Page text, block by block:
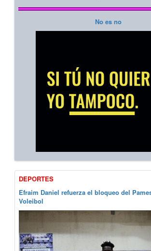
No es no
DEPORTES
Efraim Daniel refuerza el bloqueo del
Voleibol